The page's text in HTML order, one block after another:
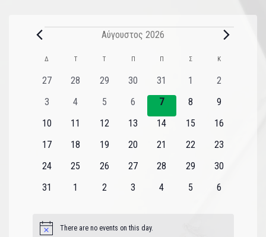
Αύγουστος 2026
Ημερολόγιο
του
Εκδηλώσεις
Δ Τ Τ Π Π Σ Κ
0
27
0
28
0
29
0
εκδηλώσεις
30
0
εκδηλώσεις
31
01
0
2
0
3
0
4
0
εκδηλώσεις
5
0
εκδηλώσεις
6
0
εκδηλώσεις
7
0
8
0
9
0
10
0
11
0
12
0
13
0
14
0
15
0
16
0
17
0
18
0
19
0
20
0
21
0
22
0
23
0
24
0
25
0
26
0
27
0
28
0
29
0
30
0
31
0
1
0
2
0
3
0
4
0
5
0
6
Notice There are no events on this day.